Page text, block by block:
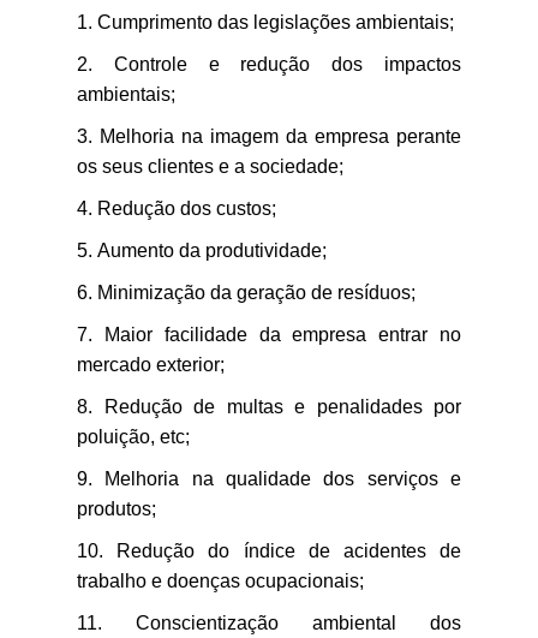
Cumprimento das legislações ambientais;
Controle e redução dos impactos
ambientais;
Melhoria na imagem da empresa perante
os seus clientes e a sociedade;
Redução dos custos;
Aumento da produtividade;
Minimização da geração de resíduos;
Maior facilidade da empresa entrar no
mercado exterior;
Redução de multas e penalidades por
poluição, etc;
Melhoria na qualidade dos serviços e
produtos;
Redução do índice de acidentes de
trabalho e doenças ocupacionais;
Conscientização ambiental dos